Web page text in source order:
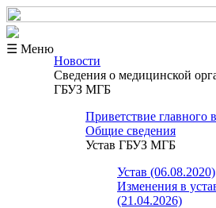
☰ Меню
Новости
Сведения о медицинской
ГБУЗ МГБ
Приветствие главного
Общие сведения
Устав ГБУЗ МГБ
Устав (06.08.2020)
Изменения в
(21.04.2026)